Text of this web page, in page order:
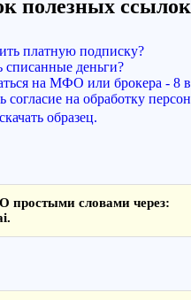
полезных ссылок
платную подписку?
списанные деньги?
на МФО или брокера - 8
согласие на обработку
образец.
простыми словами через:
.